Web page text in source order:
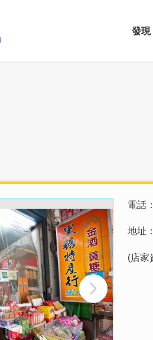
發現
電話
地址
(店家